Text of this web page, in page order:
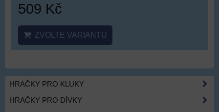
509 Kč
ZVOLTE VARIANTU
HRAČKY PRO KLUKY
HRAČKY PRO DÍVKY